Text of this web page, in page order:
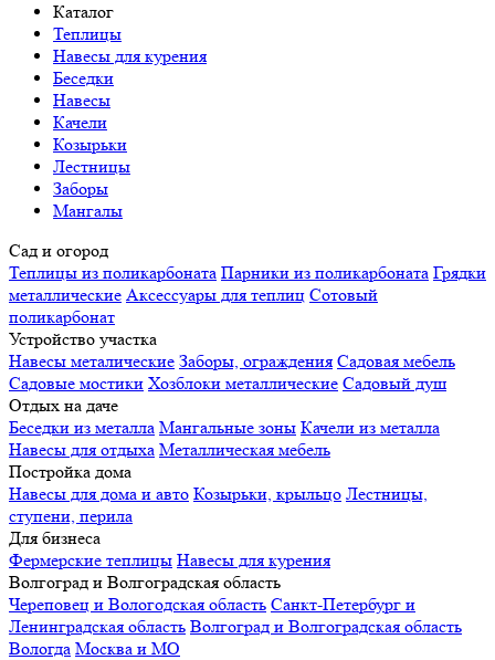
Каталог
Теплицы
Навесы для курения
Беседки
Навесы
Качели
Козырьки
Лестницы
Заборы
Мангалы
Сад и огород
Теплицы из поликарбоната Парники из поликарбоната Грядки
металлические Аксессуары для теплиц Сотовый
поликарбонат
Устройство участка
Навесы металические Заборы, ограждения Садовая мебель
Садовые мостики Хозблоки металлические Садовый душ
Отдых на даче
Беседки из металла Мангальные зоны Качели из металла
Навесы для отдыха Металлическая мебель
Постройка дома
Навесы для дома и авто Козырьки, крыльцо Лестницы,
ступени, перила
Для бизнеса
Фермерские теплицы Навесы для курения
Волгоград и Волгоградская область
Череповец и Вологодская область Санкт-Петербург и
Ленинградская область Волгоград и Волгоградская область
Вологда Москва и МО